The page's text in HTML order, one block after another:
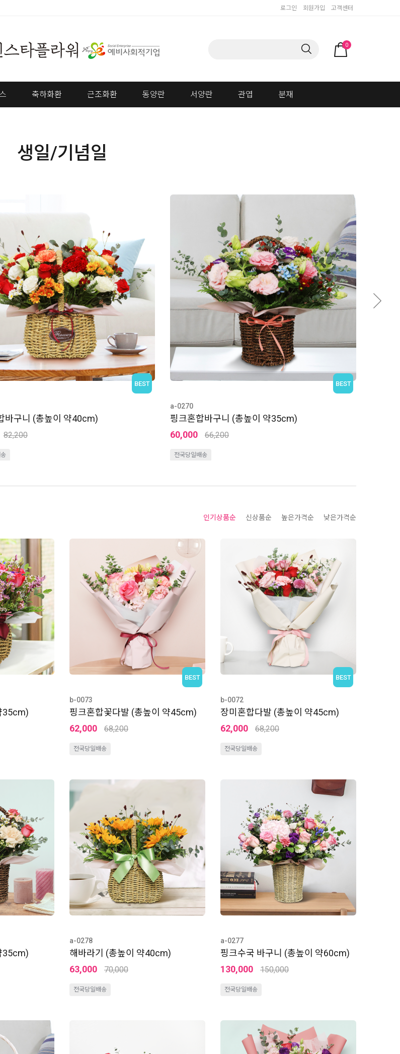
로그인 회원가입 고객센터
0
축하화환 근조화환 동양란 서양란 관엽 분재
생일/기념일
BEST
바구니 (총높이 약35cm)
66,200
BEST
a-0271
붉은 혼합바구니 (총높이 약40cm)
75,000
82,200
전국당일배송
인기상품순 신상품순 높은가격순 낮은가격순
35cm)
BEST
b-0073
핑크혼합꽃다발 (총높이 약45cm)
62,000
68,200
전국당일배송
BEST
b-0072
장미혼합다발 (총높이 약45cm)
62,000
68,200
전국당일배송
35cm)
a-0278
해바라기 (총높이 약40cm)
63,000
70,000
전국당일배송
a-0277
핑크수국 바구니 (총높이 약60cm)
130,000
150,000
전국당일배송